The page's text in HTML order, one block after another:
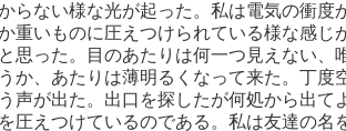
らない様な光が起った。私は電気の衝
重いものに圧えつけられている様な感じ
思った。目のあたりは何一つ見えない、
か、あたりは薄明るくなって来た。丁度
声が出た。出口を探したが何処から出
圧えつけているのである。私は友達の名